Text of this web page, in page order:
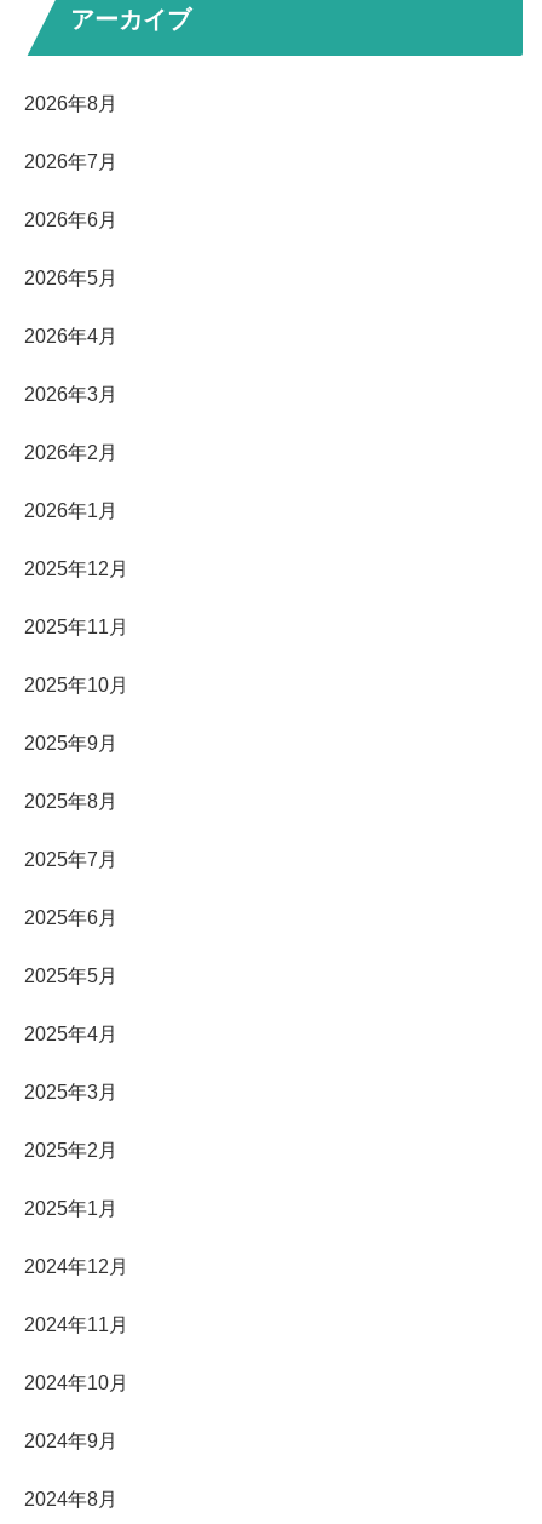
アーカイブ
2026年8月
2026年7月
2026年6月
2026年5月
2026年4月
2026年3月
2026年2月
2026年1月
2025年12月
2025年11月
2025年10月
2025年9月
2025年8月
2025年7月
2025年6月
2025年5月
2025年4月
2025年3月
2025年2月
2025年1月
2024年12月
2024年11月
2024年10月
2024年9月
2024年8月